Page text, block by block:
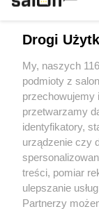
Sport
Kultura
X
Drogi
My, naszych
podmioty z
przechowujemy
przetwarzamy
identyfikatory,
urządzenie czy
treści, pomiar
ulepszanie
Partnerzy